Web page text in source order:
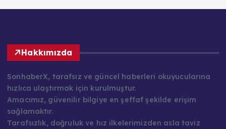
Hakkımızda
SonhaberX, tarafsız ve güncel haberleri okuyucularına
hızlıca ulaştırmak için kurulmuştur.
Amacımız, güvenilir bilgiye en şeffaf şekilde erişim
sağlamaktır.
Tarafsızlık, doğruluk ve hız ilkelerimizden asla taviz